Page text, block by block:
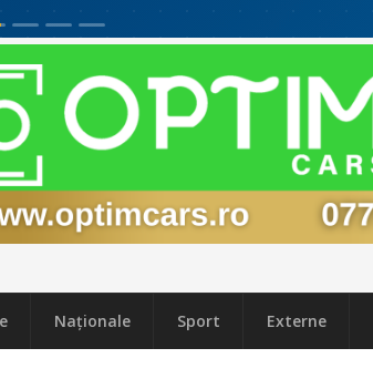
Naţionale Sport Externe